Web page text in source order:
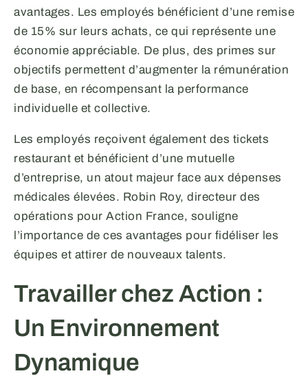
avantages. Les employés bénéficient d’une remise
de 15% sur leurs achats, ce qui représente une
économie appréciable. De plus, des primes sur
objectifs permettent d’augmenter la rémunération
de base, en récompensant la performance
individuelle et collective.
Les employés reçoivent également des tickets
restaurant et bénéficient d’une mutuelle
d’entreprise, un atout majeur face aux dépenses
médicales élevées. Robin Roy, directeur des
opérations pour Action France, souligne
l’importance de ces avantages pour fidéliser les
équipes et attirer de nouveaux talents.
Travailler chez Action :
Un Environnement
Dynamique